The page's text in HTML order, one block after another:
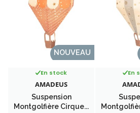
En stock
AMADEUS
Suspension
Montgolfière Cirque...
NOUVEAU
En